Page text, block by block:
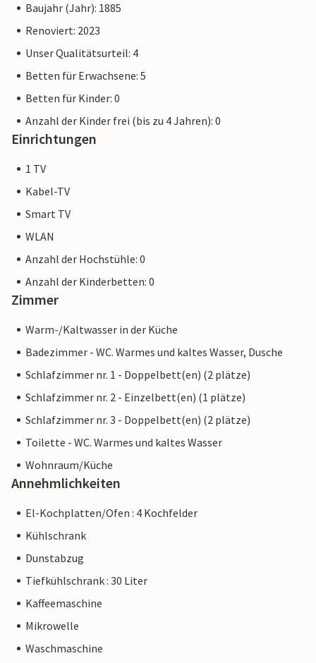
Baujahr (Jahr): 1885
Renoviert: 2023
Unser Qualitätsurteil: 4
Betten für Erwachsene: 5
Betten für Kinder: 0
Anzahl der Kinder frei (bis zu 4 Jahren): 0
Einrichtungen
1 TV
Kabel-TV
Smart TV
WLAN
Anzahl der Hochstühle: 0
Anzahl der Kinderbetten: 0
Zimmer
Warm-/Kaltwasser in der Küche
Badezimmer - WC. Warmes und kaltes Wasser, Dusche
Schlafzimmer nr. 1 - Doppelbett(en) (2 plätze)
Schlafzimmer nr. 2 - Einzelbett(en) (1 plätze)
Schlafzimmer nr. 3 - Doppelbett(en) (2 plätze)
Toilette - WC. Warmes und kaltes Wasser
Wohnraum/Küche
Annehmlichkeiten
El-Kochplatten/Ofen : 4 Kochfelder
Kühlschrank
Dunstabzug
Tiefkühlschrank : 30 Liter
Kaffeemaschine
Mikrowelle
Waschmaschine